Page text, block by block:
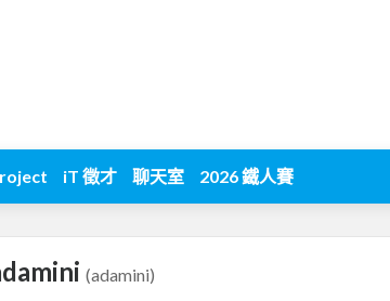
iT 徵才 聊天室 2026 鐵人賽
(adamini)